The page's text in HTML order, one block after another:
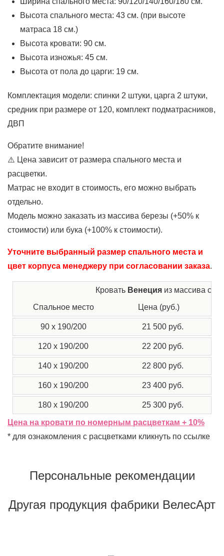
Высота спального места: 43 см. (при высоте
матраса 18 см.)
Высота кровати: 90 см.
Высота изножья: 45 см.
Высота от пола до царги: 19 см.
Комплектация модели: спинки 2 штуки, царга 2 штуки,
средник при размере от 120, комплект подматрасников,
ДВП
Обратите внимание!
⚠️ Цена зависит от размера спального места и
расцветки.
Матрас не входит в стоимость, его можно выбрать
отдельно.
Модель можно заказать из массива березы (+50% к
стоимости) или бука (+100% к стоимости).
Уточните выбранный размер спального места и
цвет корпуса менеджеру при согласовании заказа.
Кровать Венеция из массива
Спальное место
Цена (руб.)
90 x 190/200 21 500 руб.
120 x 190/200 22 200 руб.
140 x 190/200 22 800 руб.
160 x 190/200 23 400 руб.
180 x 190/200 25 300 руб.
Цена на кровати по номерным расцветкам + 10%
* для ознакомления с расцветками кликнуть по ссылке
Персональные рекомендации
Другая продукция фабрики ВелесАрт